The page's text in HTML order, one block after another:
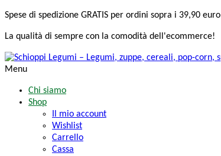
Spese di spedizione GRATIS per ordini sopra i 39,90 euro
La qualità di sempre con la comodità dell'ecommerce!
Menu
Chi siamo
Shop
Il mio account
Wishlist
Carrello
Cassa